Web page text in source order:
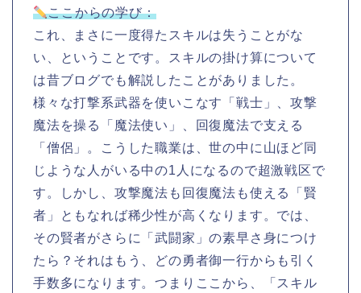
ここからの学び：
これ、まさに一度得たスキルは失うことがな
い、ということです。スキルの掛け算について
は昔ブログでも解説したことがありました。
様々な打撃系武器を使いこなす「戦士」、攻撃
魔法を操る「魔法使い」、回復魔法で支える
「僧侶」。こうした職業は、世の中に山ほど同
じような人がいる中の1人になるので超激戦区で
す。しかし、攻撃魔法も回復魔法も使える「賢
者」ともなれば稀少性が高くなります。では、
その賢者がさらに「武闘家」の素早さ身につけ
たら？それはもう、どの勇者御一行からも引く
手数多になります。つまりここから、「スキル